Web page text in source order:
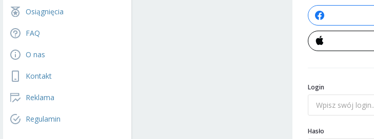
Osiągnięcia
FAQ
O nas
Kontakt
Reklama
Regulamin
Login
Hasło